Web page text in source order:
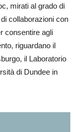
mirati al grado di
collaborazioni con
consentire agli
riguardano il
il Laboratorio
di Dundee in